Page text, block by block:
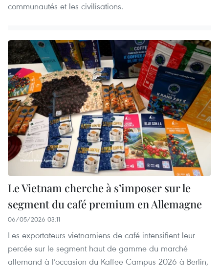
communautés et les civilisations.
Le Vietnam cherche à s’imposer sur le
segment du café premium en Allemagne
06/05/2026 03:11
Les exportateurs vietnamiens de café intensifient leur
percée sur le segment haut de gamme du marché
allemand à l’occasion du Kaffee Campus 2026 à Berlin,